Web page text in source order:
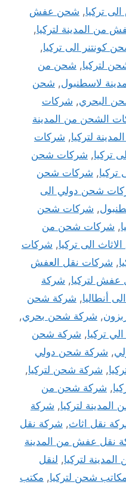
تركيا, شحن عفش
من المدينة لتركيا,
كونتنر الى تركيا,
لتركيا, شحن من
لاسطنبول, شحن
البحري, شركات
الشحن من المدينة
لتركيا, شركات
تركيا, شركات شحن
, شركات شحن
شحن دولي الى
, شركات شحن
, شركات شحن من
الى تركيا, شركات
, شركات نقل العفش
لتركيا, شركة
أنطاليا, شركة شحن
, شركة شحن بحري,
تركيا, شركة شحن
, شركة شحن دولي
, شركة شحن لتركيا,
, شركة شحن من
لتركيا, شركة
نقل اثاث, شركة نقل
نقل عفش من المدينة
لتركيا, لنقل
مكاتب شحن لتركيا, مكتب